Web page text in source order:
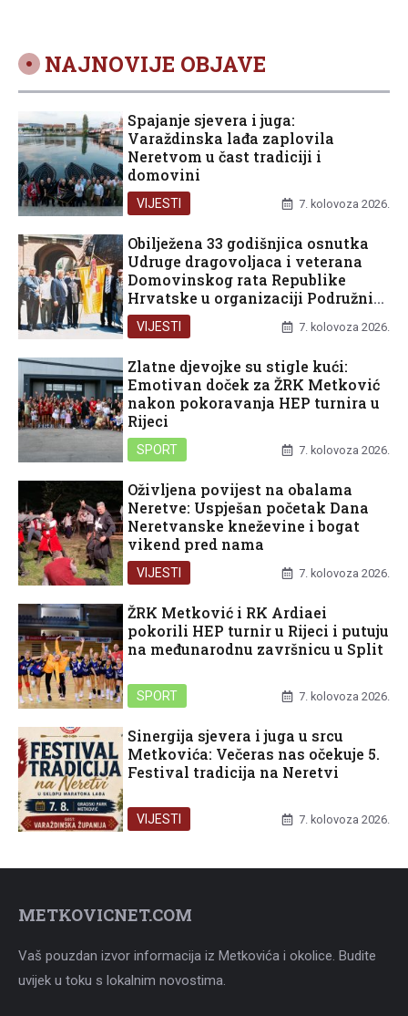
NAJNOVIJE OBJAVE
Spajanje sjevera i juga:
Varaždinska lađa zaplovila
Neretvom u čast tradiciji i
domovini
VIJESTI 7. kolovoza 2026.
Obilježena 33 godišnjica osnutka
Udruge dragovoljaca i veterana
Domovinskog rata Republike
Hrvatske u organizaciji Podružnice
Dubrovačko-neretvanske županije
VIJESTI 7. kolovoza 2026.
Zlatne djevojke su stigle kući:
Emotivan doček za ŽRK Metković
nakon pokoravanja HEP turnira u
Rijeci
SPORT 7. kolovoza 2026.
Oživljena povijest na obalama
Neretve: Uspješan početak Dana
Neretvanske kneževine i bogat
vikend pred nama
VIJESTI 7. kolovoza 2026.
ŽRK Metković i RK Ardiaei
pokorili HEP turnir u Rijeci i putuju
na međunarodnu završnicu u Split
SPORT 7. kolovoza 2026.
Sinergija sjevera i juga u srcu
Metkovića: Večeras nas očekuje 5.
Festival tradicija na Neretvi
VIJESTI 7. kolovoza 2026.
METKOVICNET.COM
Vaš pouzdan izvor informacija iz Metkovića i okolice. Budite
uvijek u toku s lokalnim novostima.